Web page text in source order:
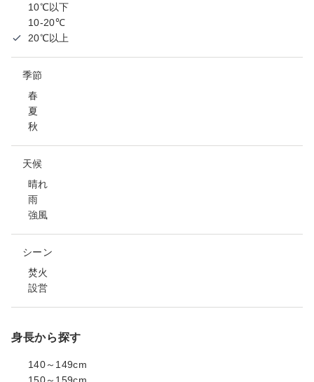
10℃以下
10-20℃
20℃以上
季節
春
夏
秋
天候
晴れ
雨
強風
シーン
焚火
設営
身長から探す
140～149cm